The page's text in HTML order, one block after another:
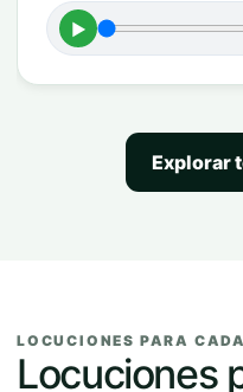
►
Explorar
LOCUCIONES PARA
Locuciones